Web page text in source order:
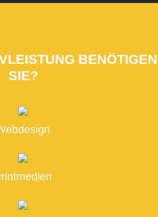
BENÖTIGEN
SIE?